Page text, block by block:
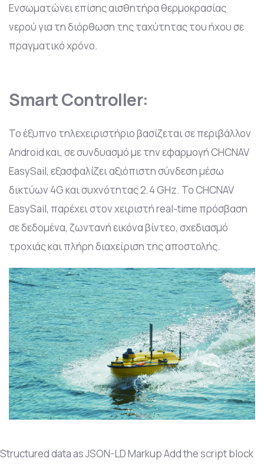
Ενσωματώνει επίσης αισθητήρα θερμοκρασίας
νερού για τη διόρθωση της ταχύτητας του ήχου σε
πραγματικό χρόνο.
Smart Controller:
Το έξυπνο τηλεχειριστήριο βασίζεται σε περιβάλλον
Android και, σε συνδυασμό με την εφαρμογή CHCNAV
EasySail, εξασφαλίζει αξιόπιστη σύνδεση μέσω
δικτύων 4G και συχνότητας 2.4 GHz. Το CHCNAV
EasySail, παρέχει στον χειριστή real-time πρόσβαση
σε δεδομένα, ζωντανή εικόνα βίντεο, σχεδιασμό
τροχιάς και πλήρη διαχείριση της αποστολής.
Structured data as JSON-LD Markup Add the script block